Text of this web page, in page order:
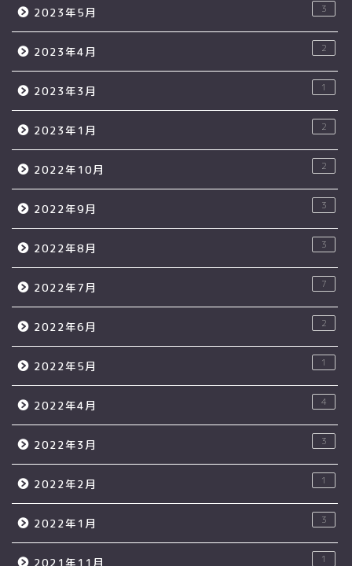
2023年5月 3
2023年4月 2
2023年3月 1
2023年1月 2
2022年10月 2
2022年9月 3
2022年8月 3
2022年7月 7
2022年6月 2
2022年5月 1
2022年4月 4
2022年3月 3
2022年2月 1
2022年1月 3
2021年11月 1